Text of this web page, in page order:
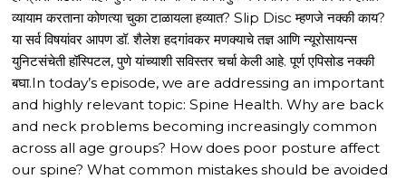
व्यायाम करताना कोणत्या चुका टाळायला हव्यात? Slip Disc म्हणजे नक्की काय?
या सर्व विषयांवर आपण डॉ. शैलेश हदगांवकर मणक्याचे तज्ञ आणि न्यूरोसायन्स
युनिटसंचेती हॉस्पिटल, पुणे यांच्याशी सविस्तर चर्चा केली आहे. पूर्ण एपिसोड नक्की
बघा.In today’s episode, we are addressing an important
and highly relevant topic: Spine Health. Why are back
and neck problems becoming increasingly common
across all age groups? How does poor posture affect
our spine? What common mistakes should be avoided